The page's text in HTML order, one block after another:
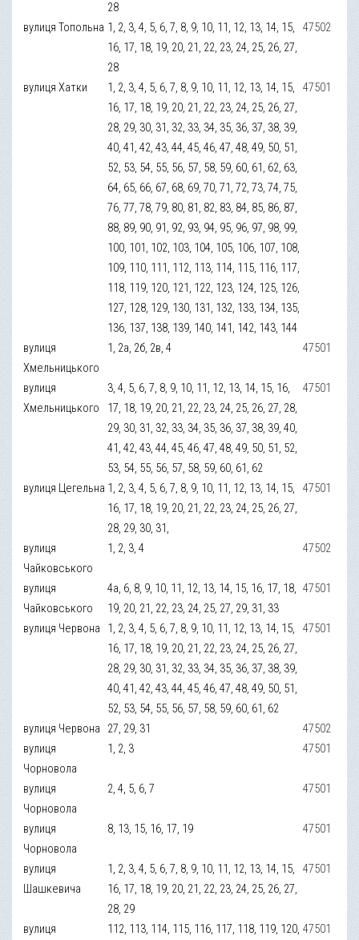
28
вулиця Топольна 1, 2, 3, 4, 5, 6, 7, 8, 9, 10, 11, 12, 13, 14, 15,
16, 17, 18, 19, 20, 21, 22, 23, 24, 25, 26, 27,
28
47502
вулиця Хатки
1, 2, 3, 4, 5, 6, 7, 8, 9, 10, 11, 12, 13, 14, 15,
16, 17, 18, 19, 20, 21, 22, 23, 24, 25, 26, 27,
28, 29, 30, 31, 32, 33, 34, 35, 36, 37, 38, 39,
40, 41, 42, 43, 44, 45, 46, 47, 48, 49, 50, 51,
52, 53, 54, 55, 56, 57, 58, 59, 60, 61, 62, 63,
64, 65, 66, 67, 68, 69, 70, 71, 72, 73, 74, 75,
76, 77, 78, 79, 80, 81, 82, 83, 84, 85, 86, 87,
88, 89, 90, 91, 92, 93, 94, 95, 96, 97, 98, 99,
100, 101, 102, 103, 104, 105, 106, 107, 108,
109, 110, 111, 112, 113, 114, 115, 116, 117,
118, 119, 120, 121, 122, 123, 124, 125, 126,
127, 128, 129, 130, 131, 132, 133, 134, 135,
136, 137, 138, 139, 140, 141, 142, 143, 144
47501
вулиця
Хмельницького
1, 2а, 2б, 2в, 4 47501
вулиця
Хмельницького
3, 4, 5, 6, 7, 8, 9, 10, 11, 12, 13, 14, 15, 16,
17, 18, 19, 20, 21, 22, 23, 24, 25, 26, 27, 28,
29, 30, 31, 32, 33, 34, 35, 36, 37, 38, 39, 40,
41, 42, 43, 44, 45, 46, 47, 48, 49, 50, 51, 52,
53, 54, 55, 56, 57, 58, 59, 60, 61, 62
47501
вулиця Цегельна 1, 2, 3, 4, 5, 6, 7, 8, 9, 10, 11, 12, 13, 14, 15,
16, 17, 18, 19, 20, 21, 22, 23, 24, 25, 26, 27,
28, 29, 30, 31,
47501
вулиця
Чайковського
1, 2, 3, 4 47502
вулиця
Чайковського
4а, 6, 8, 9, 10, 11, 12, 13, 14, 15, 16, 17, 18,
19, 20, 21, 22, 23, 24, 25, 27, 29, 31, 33
47501
вулиця Червона
1, 2, 3, 4, 5, 6, 7, 8, 9, 10, 11, 12, 13, 14, 15,
16, 17, 18, 19, 20, 21, 22, 23, 24, 25, 26, 27,
28, 29, 30, 31, 32, 33, 34, 35, 36, 37, 38, 39,
40, 41, 42, 43, 44, 45, 46, 47, 48, 49, 50, 51,
52, 53, 54, 55, 56, 57, 58, 59, 60, 61, 62
47501
вулиця Червона 27, 29, 31
47502
вулиця
Чорновола
1, 2, 3 47501
вулиця
Чорновола
2, 4, 5, 6, 7 47501
вулиця
Чорновола
8, 13, 15, 16, 17, 19 47501
вулиця
Шашкевича
1, 2, 3, 4, 5, 6, 7, 8, 9, 10, 11, 12, 13, 14, 15,
16, 17, 18, 19, 20, 21, 22, 23, 24, 25, 26, 27,
28, 29
47501
вулиця
112, 113, 114, 115, 116, 117, 118, 119, 120, 47501